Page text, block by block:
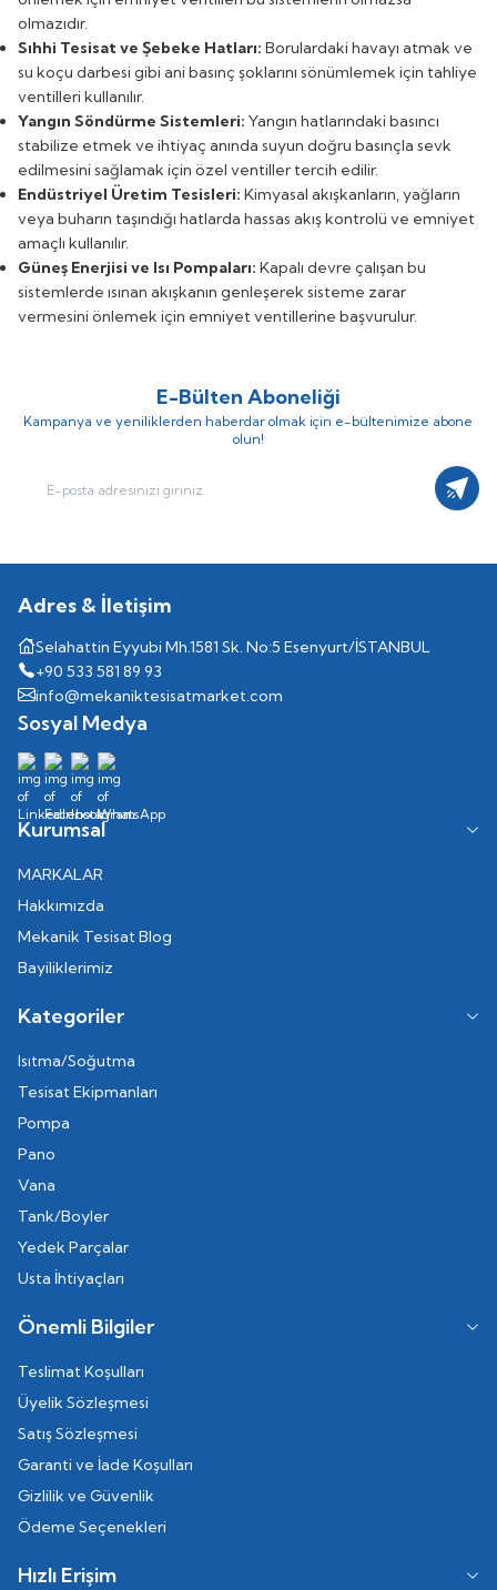
olmazıdır.
Sıhhi Tesisat ve Şebeke Hatları: Borulardaki havayı atmak ve
su koçu darbesi gibi ani basınç şoklarını sönümlemek için tahliye
ventilleri kullanılır.
Yangın Söndürme Sistemleri: Yangın hatlarındaki basıncı
stabilize etmek ve ihtiyaç anında suyun doğru basınçla sevk
edilmesini sağlamak için özel ventiller tercih edilir.
Endüstriyel Üretim Tesisleri: Kimyasal akışkanların, yağların
veya buharın taşındığı hatlarda hassas akış kontrolü ve emniyet
amaçlı kullanılır.
Güneş Enerjisi ve Isı Pompaları: Kapalı devre çalışan bu
sistemlerde ısınan akışkanın genleşerek sisteme zarar
vermesini önlemek için emniyet ventillerine başvurulur.
E-Bülten Aboneliği
Kampanya ve yeniliklerden haberdar olmak için e-bültenimize abone
olun!
Adres & İletişim
Selahattin Eyyubi Mh.1581 Sk. No:5 Esenyurt/İSTANBUL
+90 533 581 89 93
info@mekaniktesisatmarket.com
Sosyal Medya
Kurumsal
MARKALAR
Hakkımızda
Mekanik Tesisat Blog
Bayiliklerimiz
Kategoriler
Isıtma/Soğutma
Tesisat Ekipmanları
Pompa
Pano
Vana
Tank/Boyler
Yedek Parçalar
Usta İhtiyaçları
Önemli Bilgiler
Teslimat Koşulları
Üyelik Sözleşmesi
Satış Sözleşmesi
Garanti ve İade Koşulları
Gizlilik ve Güvenlik
Ödeme Seçenekleri
Hızlı Erişim